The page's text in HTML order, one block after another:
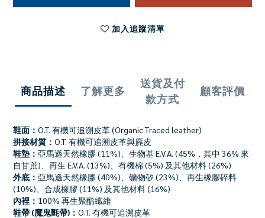
加入追蹤清單
商品描述 了解更多
送貨及付
款方式
顧客評價
鞋面： O.T. 有機可追溯皮革 (Organic Traced leather)
拼接材質： O.T. 有機可追溯皮革與麂皮
鞋墊： 亞馬遜天然橡膠 (11%)、生物基 E.V.A. (45%，其中 36% 來
自甘蔗)、再生 E.V.A. (13%)、有機棉 (5%) 及其他材料 (26%)
外底： 亞馬遜天然橡膠 (40%)、礦物矽 (23%)、再生橡膠碎料
(10%)、合成橡膠 (11%) 及其他材料 (16%)
內裡： 100% 再生聚酯纖維
鞋帶 (魔鬼氈帶)： O.T. 有機可追溯皮革